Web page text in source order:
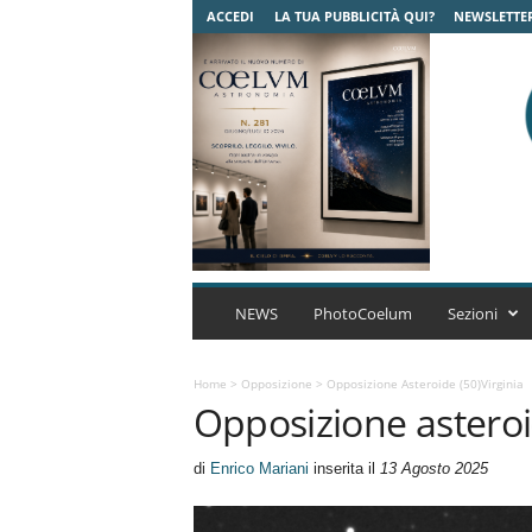
ACCEDI LA TUA PUBBLICITÀ QUI?
C
u
A
r
NEWS PhotoCoelum Sezioni
Home > Opposizione > Opposizione Asteroide (50)Virginia
Opposizione
di Enrico Mariani inserita il 13 Agosto 2025